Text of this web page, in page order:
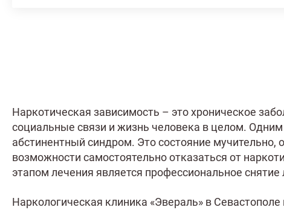
Наркотическая зависимость – это хроническое
социальные связи и жизнь человека в целом.
абстинентный синдром. Это состояние
возможности самостоятельно отказаться от
этапом лечения является профессиональное снятие
Наркологическая клиника «Эвераль» в